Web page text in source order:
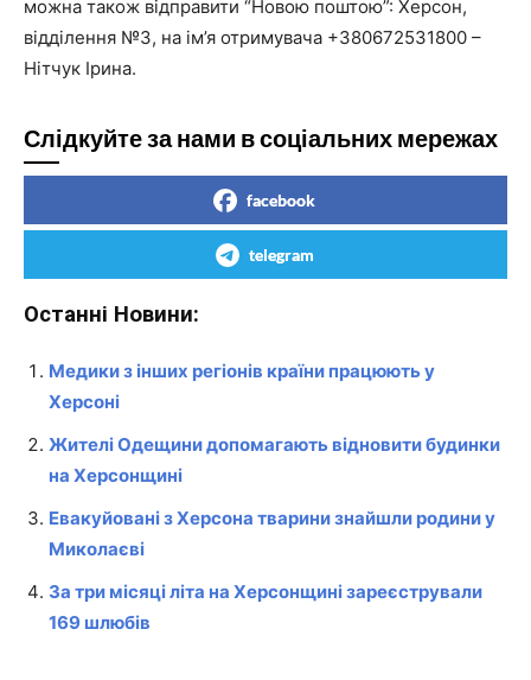
можна також відправити “Новою поштою”: Херсон,
відділення №3, на ім’я отримувача +380672531800 –
Нітчук Ірина.
Слідкуйте за нами в соціальних мережах
facebook
telegram
Останні Новини:
Медики з інших регіонів країни працюють у
Херсоні
Жителі Одещини допомагають відновити будинки
на Херсонщині
Евакуйовані з Херсона тварини знайшли родини у
Миколаєві
За три місяці літа на Херсонщині зареєстрували
169 шлюбів